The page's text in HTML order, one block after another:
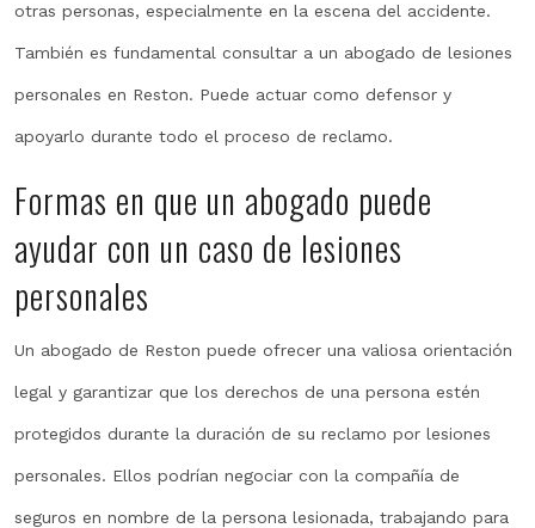
otras personas, especialmente en la escena del accidente.
También es fundamental consultar a un abogado de lesiones
personales en Reston. Puede actuar como defensor y
apoyarlo durante todo el proceso de reclamo.
Formas en que un abogado puede
ayudar con un caso de lesiones
personales
Un abogado de Reston puede ofrecer una valiosa orientación
legal y garantizar que los derechos de una persona estén
protegidos durante la duración de su reclamo por lesiones
personales. Ellos podrían negociar con la compañía de
seguros en nombre de la persona lesionada, trabajando para